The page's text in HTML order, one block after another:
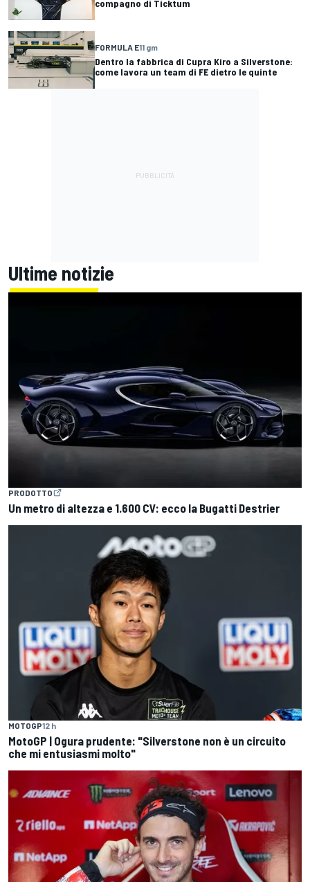
compagno di Ticktum
FORMULA E11 gm
Dentro la fabbrica di Cupra Kiro a Silverstone:
come lavora un team di FE dietro le quinte
Ultime notizie
PRODOTTO
Un metro di altezza e 1.600 CV: ecco la Bugatti Destrier
MOTOGP12 h
MotoGP | Ogura prudente: "Silverstone non è un circuito
che mi entusiasmi molto"